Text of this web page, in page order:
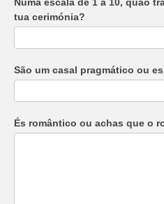
tua cerimónia?
São um casal pragmático ou
És romântico ou achas que o